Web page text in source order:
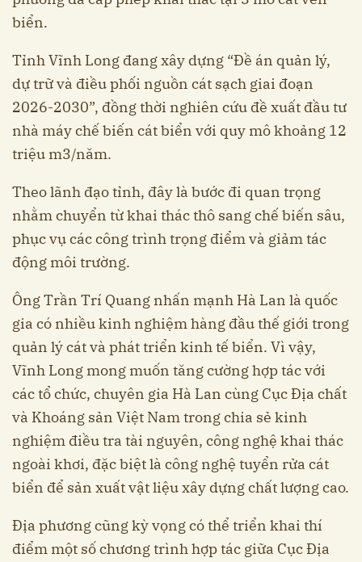
biển.
Tỉnh Vĩnh Long đang xây dựng “Đề án quản lý,
dự trữ và điều phối nguồn cát sạch giai đoạn
2026-2030”, đồng thời nghiên cứu đề xuất đầu tư
nhà máy chế biến cát biển với quy mô khoảng 12
triệu m3/năm.
Theo lãnh đạo tỉnh, đây là bước đi quan trọng
nhằm chuyển từ khai thác thô sang chế biến sâu,
phục vụ các công trình trọng điểm và giảm tác
động môi trường.
Ông Trần Trí Quang nhấn mạnh Hà Lan là quốc
gia có nhiều kinh nghiệm hàng đầu thế giới trong
quản lý cát và phát triển kinh tế biển. Vì vậy,
Vĩnh Long mong muốn tăng cường hợp tác với
các tổ chức, chuyên gia Hà Lan cùng Cục Địa chất
và Khoáng sản Việt Nam trong chia sẻ kinh
nghiệm điều tra tài nguyên, công nghệ khai thác
ngoài khơi, đặc biệt là công nghệ tuyển rửa cát
biển để sản xuất vật liệu xây dựng chất lượng cao.
Địa phương cũng kỳ vọng có thể triển khai thí
điểm một số chương trình hợp tác giữa Cục Địa